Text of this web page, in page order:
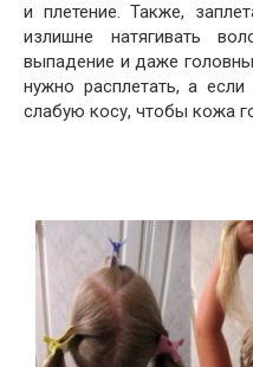
и плетение. Также,
излишне натягивать
выпадение и даже
нужно расплетать, а
слабую косу, чтобы кожа